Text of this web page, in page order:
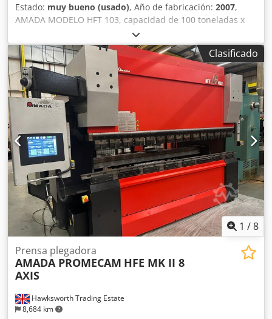
Estado: muy bueno (usado), Año de fabricación: 2007,
AMADA MODELO HFT 103, capacidad de 100 toneladas x
3000 mm de longitud de plegado, prensa plegadora
hidráulica de descenso equipada con control CNC gráfico
en color CD 2000 de 4 ejes, barreras láser electrónicas
FEISSLER montadas en la máquina, vallado lateral y trasero
con enclavamiento. Modelo: Amada HFT 100/3 CNC prensa
plegadora de descenso. Año: 2007. Tonnage: 100 KN. Tipo:
CD 2000 CNC. Ejes controlados: Y1, Y2, X, R. Longitud
máxima de plegado: 3000 mm. Altura abierta: 470 mm.
Carrera: 350 mm. Velocidad de acercamiento: 100 mm/seg.
Velocidad de plegado: 1 - 10 mm/seg. Velocidad de
retorno: 1-100 mm/seg. Potencia del motor: 7,5 kW. Peso:
7300 kg. Longitud de mesa: 3000 mm. Ancho de mesa: 180
mm. Profundidad del cuello: 420 mm. Control CNC. 12.000
horas. FOLLETO Y MÁS INFORMACIÓN DISPONIBLE BAJO
SOLICITUD. Cedpfx Aszbql Sekbjha
Clasificado
1 /8
Hawksworth Trading Estate
8,684 km
Prensa plegadora
AMADA PROMECAM HFE MK II 8
AXIS